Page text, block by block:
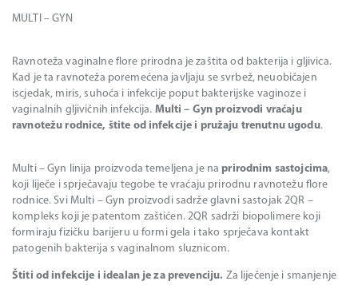
MULTI – GYN
Ravnoteža vaginalne flore prirodna je zaštita od bakterija i gljivica.
Kad je ta ravnoteža poremećena javljaju se svrbež, neuobičajen
iscjedak, miris, suhoća i infekcije poput bakterijske vaginoze i
vaginalnih gljivičnih infekcija. Multi – Gyn proizvodi vraćaju
ravnotežu rodnice, štite od infekcije i pružaju trenutnu ugodu.
Multi – Gyn linija proizvoda temeljena je naprirodnim sastojcima,
koji liječe i sprječavaju tegobe te vraćaju prirodnu ravnotežu flore
rodnice. Svi Multi – Gyn proizvodi sadrže glavni sastojak 2QR –
kompleks koji je patentom zaštićen. 2QR sadrži biopolimere koji
formiraju fizičku barijeru u formi gela i tako sprječava kontakt
patogenih bakterija s vaginalnom sluznicom.
Štiti od infekcije i idealan je za prevenciju. Za liječenje i smanjenje